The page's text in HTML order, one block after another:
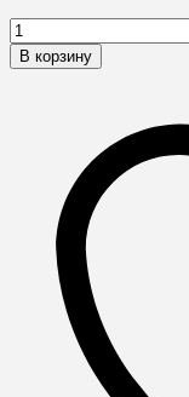
В корзину